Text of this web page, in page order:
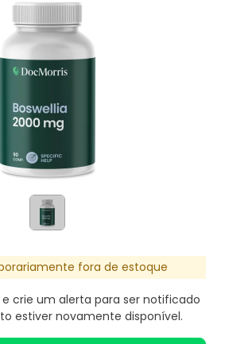
fora de estoque
crie um alerta para ser notificado
estiver novamente disponível.